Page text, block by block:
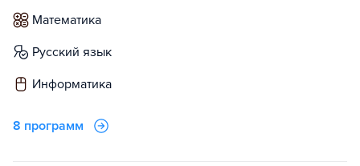
математика
русский язык
информатика
8 программ